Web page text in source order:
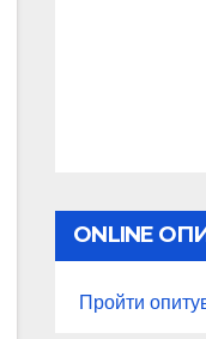
ONLINE
Пройти